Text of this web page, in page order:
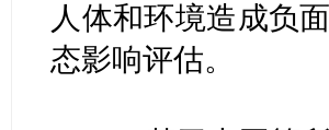
人体和环境造成负
态影响评估。